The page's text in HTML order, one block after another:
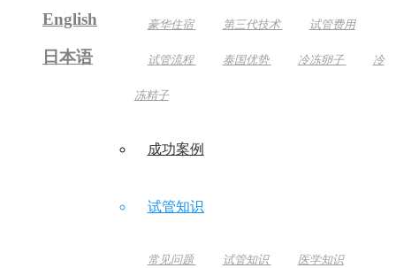
English
日本语
豪华住宿 第三代技术 试管费用
试管流程 泰国优势 冷冻卵子 冷
冻精子
成功案例
试管知识
常见问题 试管知识 医学知识